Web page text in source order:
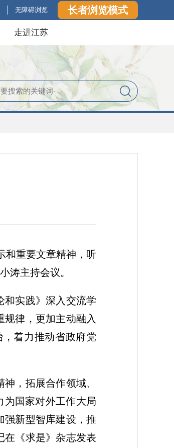
无障碍浏览 长者浏览模式
走进江苏
和重要文章精神，听
涛主持会议。
和实践》深入交流学
律，更加主动融入
着力推动省政府党
，拓展合作领域、
为国家对外工作大局
强新型智库建设，推
在《求是》杂志发表